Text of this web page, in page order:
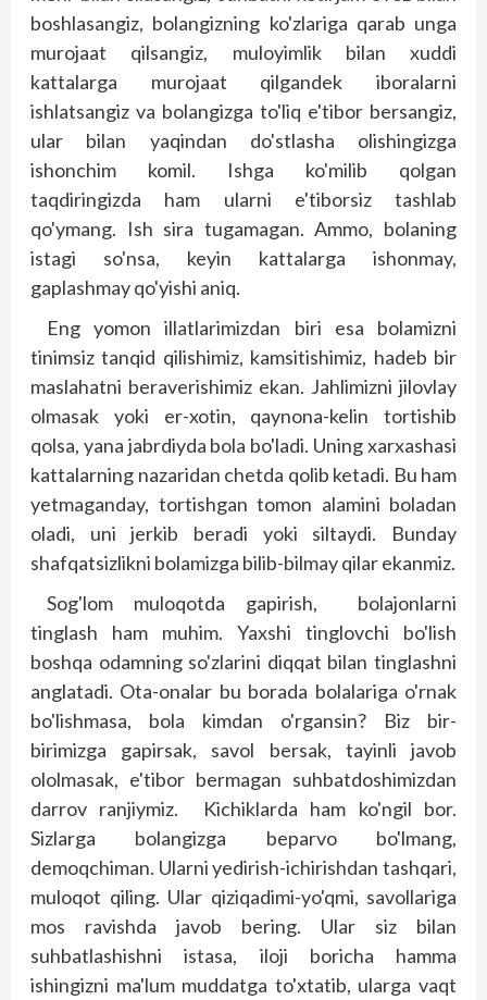
boshlasangiz, bolangizning ko'zlariga qarab unga
murojaat qilsangiz, muloyimlik bilan xuddi
kattalarga murojaat qilgandek iboralarni
ishlatsangiz va bolangizga to'liq e'tibor bersangiz,
ular bilan yaqindan do'stlasha olishingizga
ishonchim komil. Ishga ko'milib qolgan
taqdiringizda ham ularni e'tiborsiz tashlab
qo'ymang. Ish sira tugamagan. Ammo, bolaning
istagi so'nsa, keyin kattalarga ishonmay,
gaplashmay qo'yishi aniq.
Eng yomon illatlarimizdan biri esa bolamizni
tinimsiz tanqid qilishimiz, kamsitishimiz, hadeb bir
maslahatni beraverishimiz ekan. Jahlimizni jilovlay
olmasak yoki er-xotin, qaynona-kelin tortishib
qolsa, yana jabrdiyda bola bo'ladi. Uning xarxashasi
kattalarning nazaridan chetda qolib ketadi. Bu ham
yetmaganday, tortishgan tomon alamini boladan
oladi, uni jerkib beradi yoki siltaydi. Bunday
shafqatsizlikni bolamizga bilib-bilmay qilar ekanmiz.
Sog'lom muloqotda gapirish, bolajonlarni
tinglash ham muhim. Yaxshi ting­lovchi bo'lish
boshqa odamning so'zlarini diqqat bilan tinglashni
anglatadi. Ota-­onalar bu borada bolalariga o'rnak
bo'lishmasa, bola kimdan o'rgansin? Biz bir-
birimizga gapirsak, savol bersak, tayinli javob
ololmasak, e'tibor bermagan suhbatdoshimizdan
darrov ranjiymiz. Kichiklarda ham ko'ngil bor.
Sizlarga bolangizga beparvo bo'lmang,
demoqchiman. Ularni yedirish-ichirishdan tashqari,
muloqot qiling. Ular qiziqadimi-yo'qmi, savollariga
mos ravishda javob bering. Ular siz bilan
suhbatlashishni istasa, iloji boricha hamma
ishingizni ma'lum muddatga to'xtatib, ularga vaqt